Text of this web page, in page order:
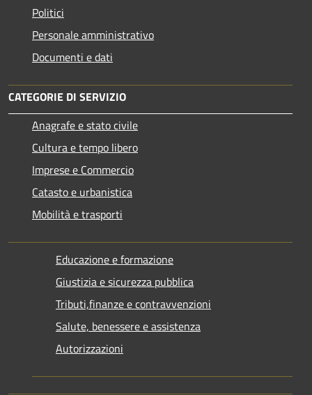
Politici
Personale amministrativo
Documenti e dati
CATEGORIE DI SERVIZIO
Anagrafe e stato civile
Cultura e tempo libero
Imprese e Commercio
Catasto e urbanistica
Mobilità e trasporti
Educazione e formazione
Giustizia e sicurezza pubblica
Tributi,finanze e contravvenzioni
Salute, benessere e assistenza
Autorizzazioni